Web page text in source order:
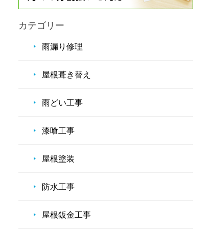
カテゴリー
雨漏り修理
屋根葺き替え
雨どい工事
漆喰工事
屋根塗装
防水工事
屋根鈑金工事